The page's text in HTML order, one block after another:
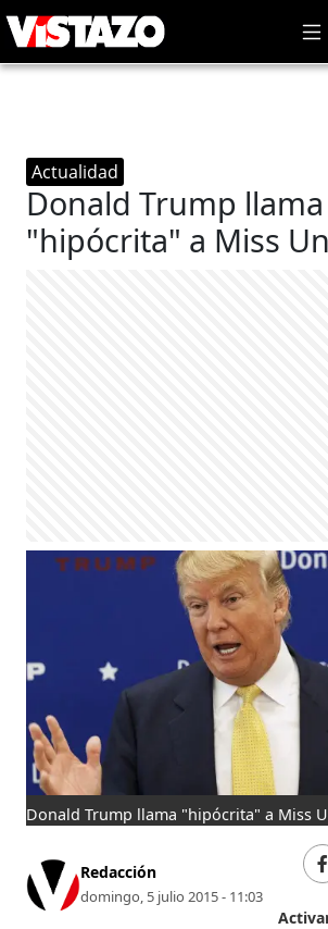
Actualidad
Donald Trump llama
"hipócrita" a Miss
Donald Trump llama "hipócrita" a Miss
Redacción
domingo, 5 julio 2015 - 11:03